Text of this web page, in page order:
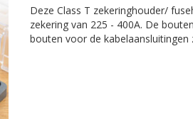
Deze Class T zekeringhouder/
zekering van 225 - 400A. De
bouten voor de kabelaansluitingen